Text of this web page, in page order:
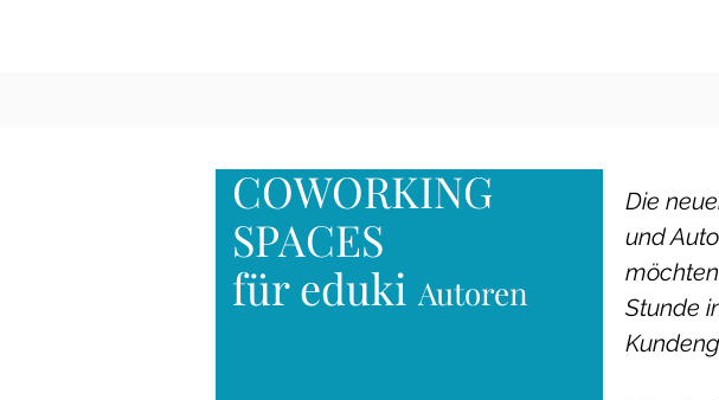
COWORKING
SPACES
für eduki Autoren
Die
und
Stunde